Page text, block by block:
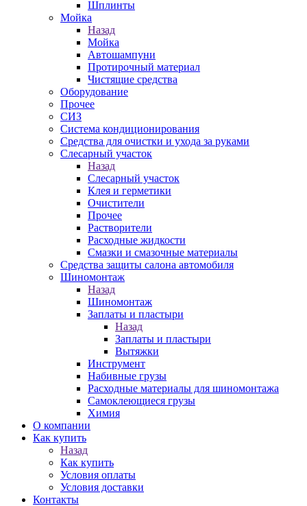
Шплинты
Мойка
Назад
Мойка
Автошампуни
Протирочный материал
Чистящие средства
Оборудование
Прочее
СИЗ
Система кондиционирования
Средства для очистки и ухода за руками
Слесарный участок
Назад
Слесарный участок
Клея и герметики
Очистители
Прочее
Растворители
Расходные жидкости
Смазки и смазочные материалы
Средства защиты салона автомобиля
Шиномонтаж
Назад
Шиномонтаж
Заплаты и пластыри
Назад
Заплаты и пластыри
Вытяжки
Инструмент
Набивные грузы
Расходные материалы для шиномонтажа
Самоклеющиеся грузы
Химия
О компании
Как купить
Назад
Как купить
Условия оплаты
Условия доставки
Контакты